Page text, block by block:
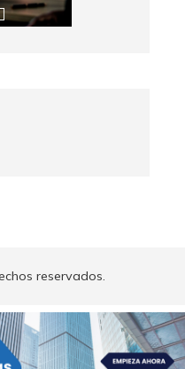
reservados.